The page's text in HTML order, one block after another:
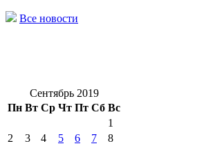
Все новости
Сентябрь 2019
Пн Вт Ср Чт Пт Сб Вс
1
2
3 4 5 6 7
8